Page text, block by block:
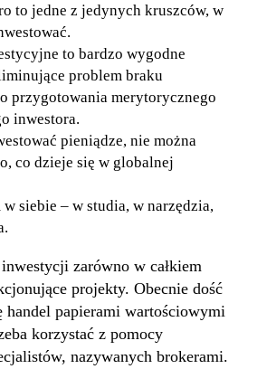
to jedne z jedynych kruszców, w
to bardzo wygodne
problem braku
przygotowania merytorycznego
inwestora.
pieniądze, nie można
co dzieje się w globalnej
w siebie – w studia, w narzędzia,
zarówno w całkiem
projekty. Obecnie dość
handel papierami wartościowymi
korzystać z pomocy
nazywanych brokerami.